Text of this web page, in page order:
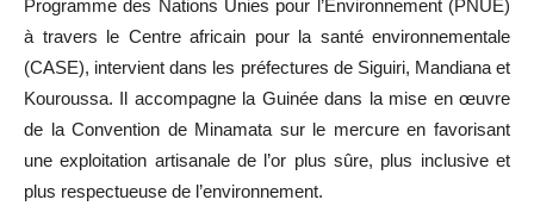
Programme des Nations Unies pour l’Environnement (PNUE)
à travers le Centre africain pour la santé environnementale
(CASE), intervient dans les préfectures de Siguiri, Mandiana et
Kouroussa. Il accompagne la Guinée dans la mise en œuvre
de la Convention de Minamata sur le mercure en favorisant
une exploitation artisanale de l’or plus sûre, plus inclusive et
plus respectueuse de l’environnement.